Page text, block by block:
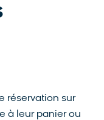
réservation sur
à leur panier ou